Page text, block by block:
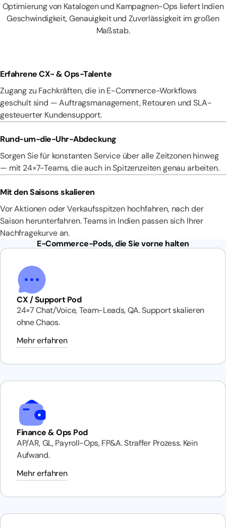
Optimierung von Katalogen und Kampagnen-Ops liefert Indien
Geschwindigkeit, Genauigkeit und Zuverlässigkeit im großen
Maßstab.
Erfahrene CX- & Ops-Talente
Zugang zu Fachkräften, die in E-Commerce-Workflows
geschult sind — Auftragsmanagement, Retouren und SLA-
gesteuerter Kundensupport.
Rund-um-die-Uhr-Abdeckung
Sorgen Sie für konstanten Service über alle Zeitzonen hinweg
— mit 24×7-Teams, die auch in Spitzenzeiten genau arbeiten.
Mit den Saisons skalieren
Vor Aktionen oder Verkaufsspitzen hochfahren, nach der
Saison herunterfahren. Teams in Indien passen sich Ihrer
Nachfragekurve an.
E-Commerce-Pods, die Sie vorne halten
CX / Support Pod
24×7 Chat/Voice, Team-Leads, QA. Support skalieren
ohne Chaos.
Mehr erfahren
Finance & Ops Pod
AP/AR, GL, Payroll-Ops, FP&A. Straffer Prozess. Kein
Aufwand.
Mehr erfahren